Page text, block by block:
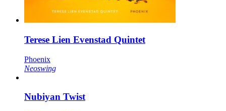
Terese Lien Evenstad Quintet
Phoenix
Neoswing
Nubiyan Twist